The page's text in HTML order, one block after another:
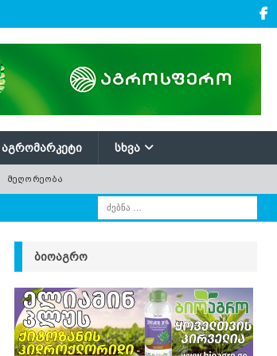
ᲐᲒᲠᲝᲛᲐᲠᲙᲔᲢᲘ ᲡᲮᲕᲐ
ᲛᲔᲦᲝᲠᲔᲝᲑᲐ
ᲑᲘᲝᲐᲒᲠᲝ